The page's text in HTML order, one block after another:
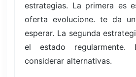
estrategias. La primera es
oferta evolucione. te da
esperar. La segunda
el estado
considerar alternativas.